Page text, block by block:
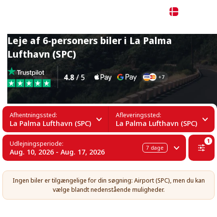
Leje af 6-personers biler i La Palma
Lufthavn (SPC)
Afhentningssted:
La Palma Lufthavn (SPC)
Afleveringssted:
La Palma Lufthavn (SPC)
Udlejningsperiode:
Aug. 10, 2026 - Aug. 17, 2026 7 dage
1
Ingen biler er tilgængelige for din søgning: Airport (SPC), men du kan
vælge blandt nedenstående muligheder.